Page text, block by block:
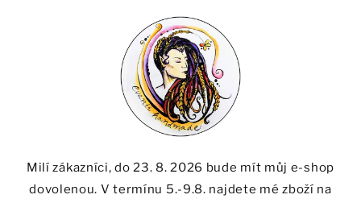
Milí zákazníci, do 23. 8. 2026 bude mít můj e-shop
dovolenou. V termínu 5.-9.8. najdete mé zboží na